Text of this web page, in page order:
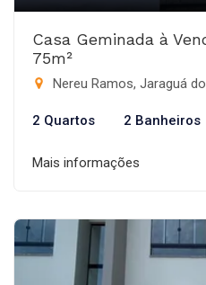
Casa Geminada à
75m²
Nereu Ramos, Jaraguá
2 Quartos 2 Banheiros
Mais informações